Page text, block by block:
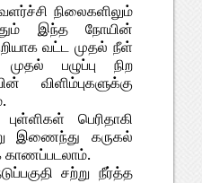
நிலைகளிலும்
இந்த நோயின்
வட்ட முதல் நீள்
முதல் பழுப்பு நிற
விளிம்புகளுக்கு
பெரிதாகி
இணைந்து கருகல்
காணப்படலாம்.
சற்று நீர்த்த